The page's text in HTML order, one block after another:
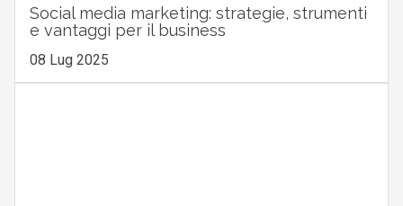
Social media marketing: strategie, strumenti
e vantaggi per il business
08 Lug 2025